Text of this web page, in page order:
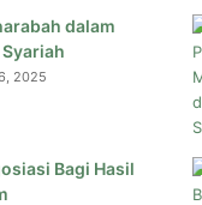
dalam
2025
Bagi Hasil